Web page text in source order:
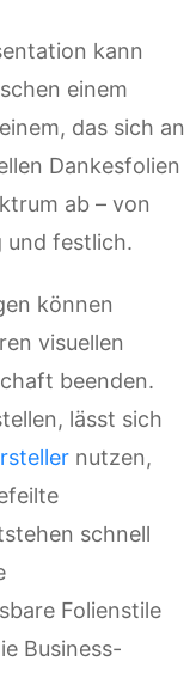
kann
einem
das sich an
Dankesfolien
ab – von
und festlich.
können
visuellen
beenden.
lässt sich
nutzen,
schnell
Folienstile
Business-